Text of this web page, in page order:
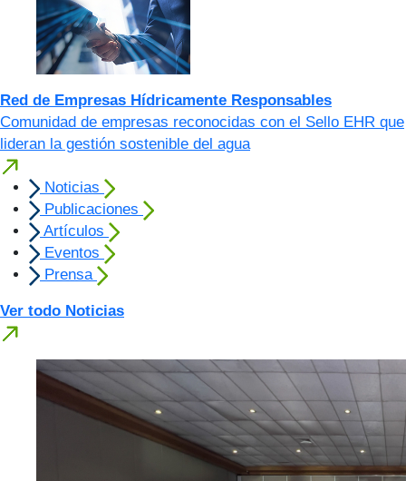
Red de Empresas Hídricamente Responsables
Comunidad de empresas reconocidas con el Sello EHR que
lideran la gestión sostenible del agua
Noticias
Publicaciones
Artículos
Eventos
Prensa
Ver todo Noticias